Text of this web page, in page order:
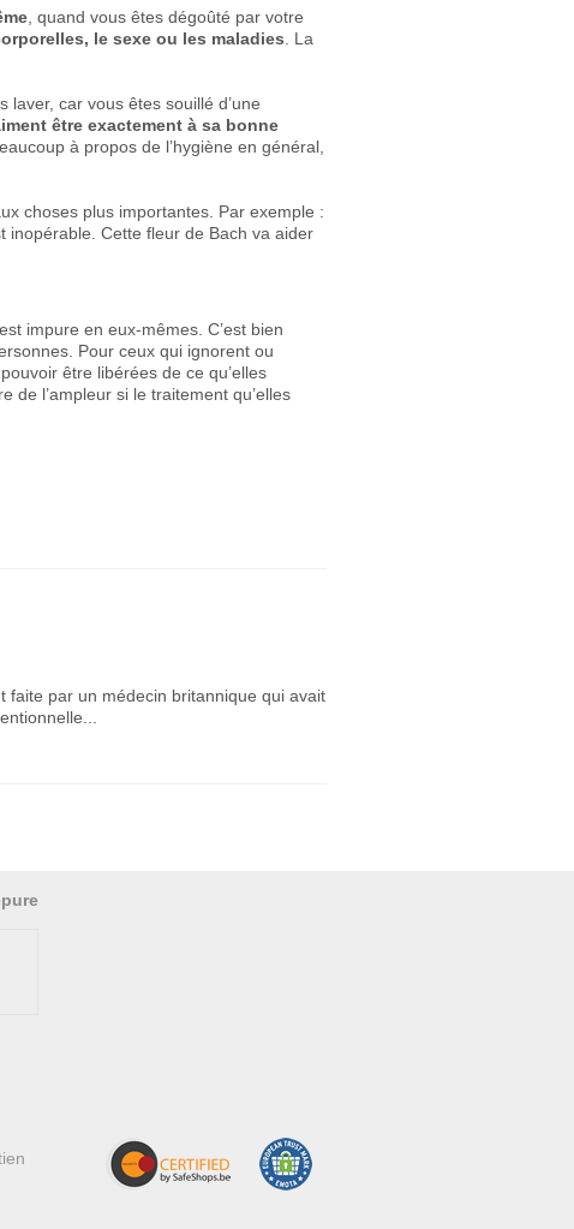
, quand vous êtes dégoûté par votre
le sexe ou les maladies . La
car vous êtes souillé d’une
être exactement à sa bonne
à propos de l’hygiène en général,
choses plus importantes. Par exemple :
inopérable. Cette fleur de Bach va aider
impure en eux-mêmes. C’est bien
Pour ceux qui ignorent ou
être libérées de ce qu’elles
de l’ampleur si le traitement qu’elles
faite par un médecin britannique qui avait